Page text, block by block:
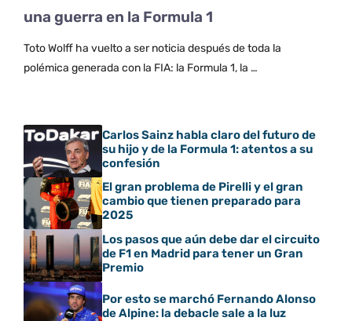
una guerra en la Formula 1
Toto Wolff ha vuelto a ser noticia después de toda la
polémica generada con la FIA: la Formula 1, la …
Carlos Sainz habla claro del futuro de
su hijo y de la Formula 1: atentos a su
confesión
El gran problema de Pirelli y el gran
cambio que tienen preparado para
2025
Los pasos que aún debe dar el circuito
de F1 en Madrid para tener un Gran
Premio
Por esto se marchó Fernando Alonso
de Alpine: la debacle sale a la luz